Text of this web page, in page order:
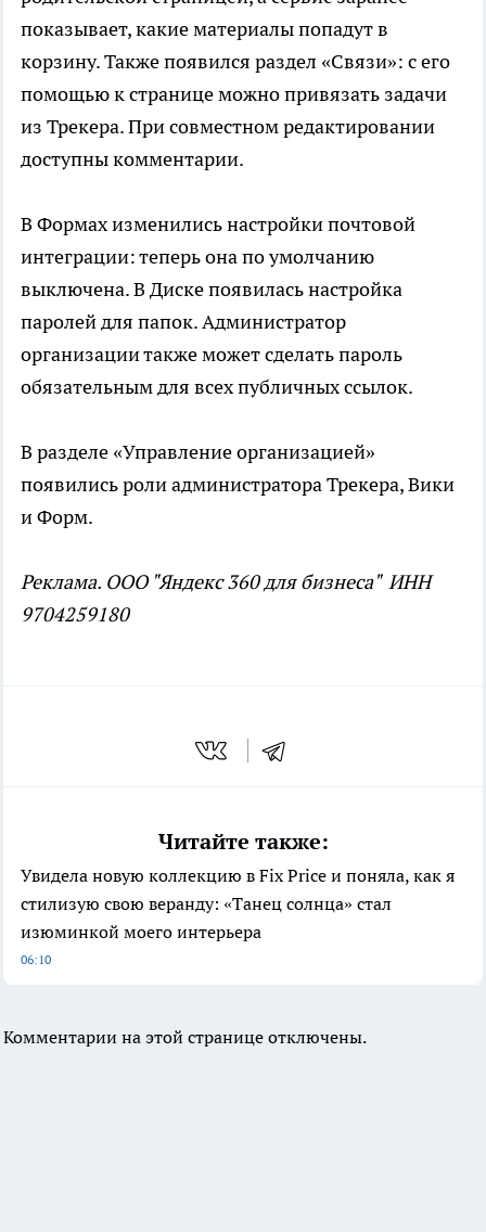
показывает, какие материалы попадут в
корзину. Также появился раздел «Связи»: с его
помощью к странице можно привязать задачи
из Трекера. При совместном редактировании
доступны комментарии.
В Формах изменились настройки почтовой
интеграции: теперь она по умолчанию
выключена. В Диске появилась настройка
паролей для папок. Администратор
организации также может сделать пароль
обязательным для всех публичных ссылок.
В разделе «Управление организацией»
появились роли администратора Трекера, Вики
и Форм.
Реклама. ООО "Яндекс 360 для бизнеса" ИНН
9704259180
Читайте также:
Увидела новую коллекцию в Fix Price и поняла, как я
стилизую свою веранду: «Танец солнца» стал
изюминкой моего интерьера
06:10
Комментарии на этой странице отключены.